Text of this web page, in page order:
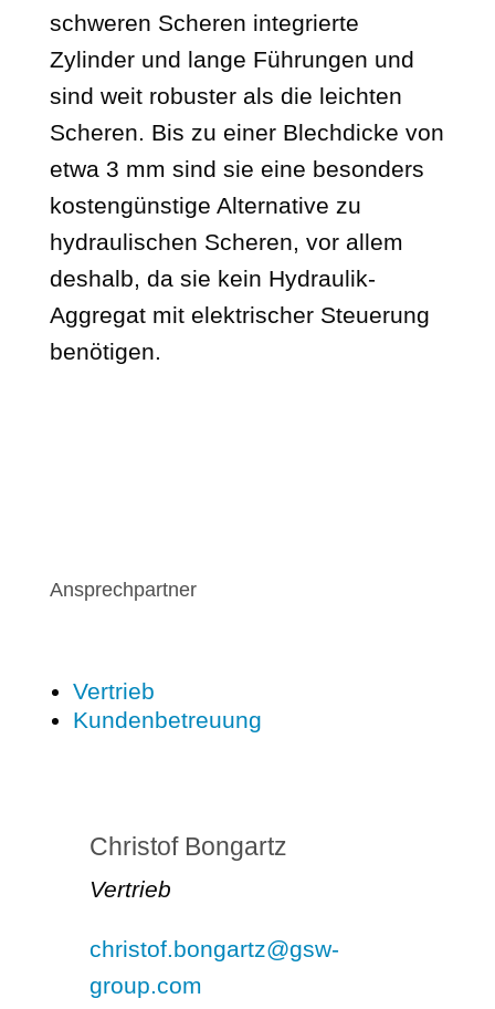
schweren Scheren integrierte
Zylinder und lange Führungen und
sind weit robuster als die leichten
Scheren. Bis zu einer Blechdicke von
etwa 3 mm sind sie eine besonders
kostengünstige Alternative zu
hydraulischen Scheren, vor allem
deshalb, da sie kein Hydraulik-
Aggregat mit elektrischer Steuerung
benötigen.
Ansprechpartner
Vertrieb
Kundenbetreuung
Christof Bongartz
Vertrieb
christof.bongartz@gsw-
group.com